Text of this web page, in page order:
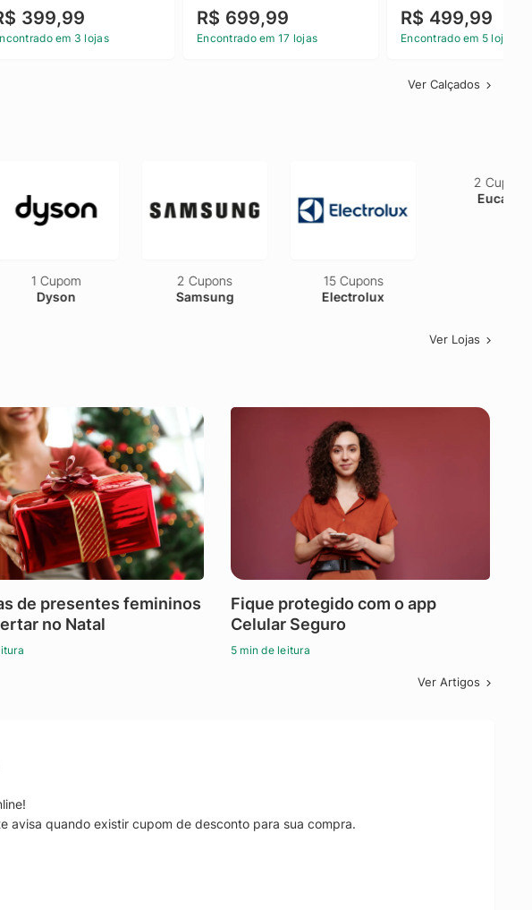
399,99
em 3 lojas
R$ 699,99
Encontrado em 17 lojas
R$ 499,99
Encontrado em 5 lojas
Ver Calçados
1 Cupom
Dyson
2 Cupons
Samsung
15 Cupons
Electrolux
Ver Lojas
de presentes femininos
no Natal
Fique protegido com o app
Celular Seguro
5 min de leitura
Ver Artigos
avisa quando existir cupom de desconto para sua compra.